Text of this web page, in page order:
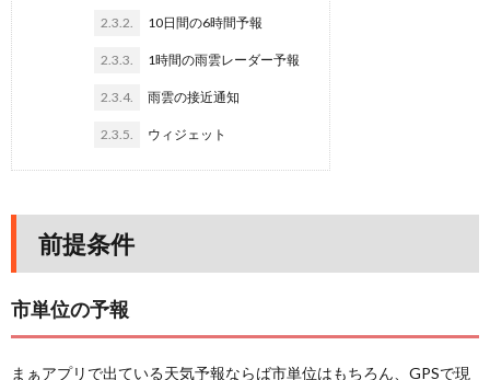
2.3.2. 10日間の6時間予報
2.3.3. 1時間の雨雲レーダー予報
2.3.4. 雨雲の接近通知
2.3.5. ウィジェット
前提条件
市単位の予報
まぁアプリで出ている天気予報ならば市単位はもちろん、GPSで現